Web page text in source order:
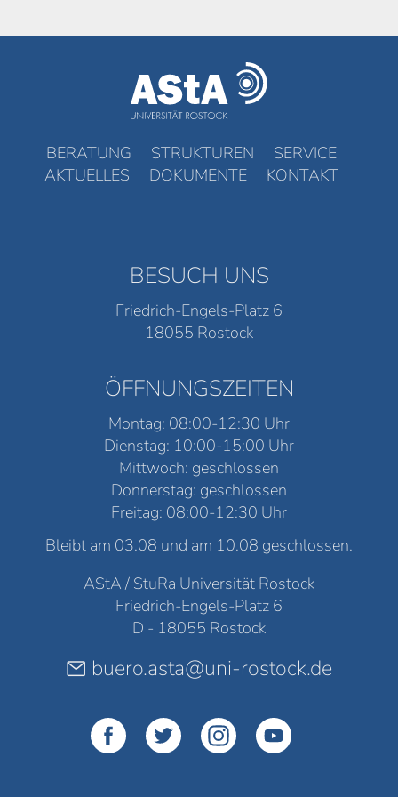
BERATUNG STRUKTUREN
SERVICE
AKTUELLES
DOKUMENTE KONTAKT
BESUCH UNS
Friedrich-Engels-Platz 6
18055 Rostock
ÖFFNUNGSZEITEN
Montag: 08:00-12:30 Uhr
Dienstag: 10:00-15:00 Uhr
Mittwoch: geschlossen
Donnerstag: geschlossen
Freitag: 08:00-12:30 Uhr
Bleibt am 03.08 und am 10.08 geschlossen.
AStA / StuRa Universität Rostock
Friedrich-Engels-Platz 6
D - 18055 Rostock
buero.asta@uni-rostock.de